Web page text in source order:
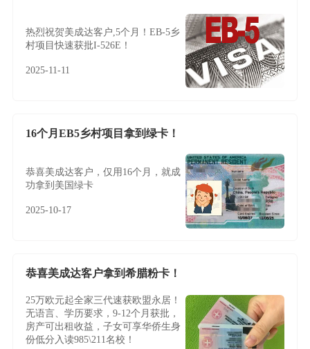
热烈祝贺美成达客户,5个月！EB-5乡
村项目快速获批I-526E！
2025-11-11
16个月EB5乡村项目拿到绿卡！
恭喜美成达客户，仅用16个月，就成
功拿到美国绿卡
2025-10-17
恭喜美成达客户拿到希腊粉卡！
25万欧元起全家三代速获欧盟永居！
无语言、学历要求，9-12个月获批，
房产可出租收益，子女可享华侨生身
份低分入读985\211名校！